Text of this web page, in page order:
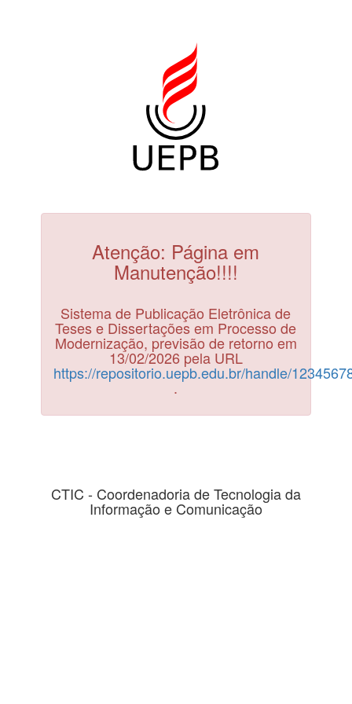
Atenção: Página em
Manutenção!!!!
Sistema de Publicação Eletrônica de
Teses e Dissertações em Processo de
Modernização, previsão de retorno em
13/02/2026 pela URL
https://repositorio.uepb.edu.br/handle/
.
CTIC - Coordenadoria de Tecnologia da
Informação e Comunicação